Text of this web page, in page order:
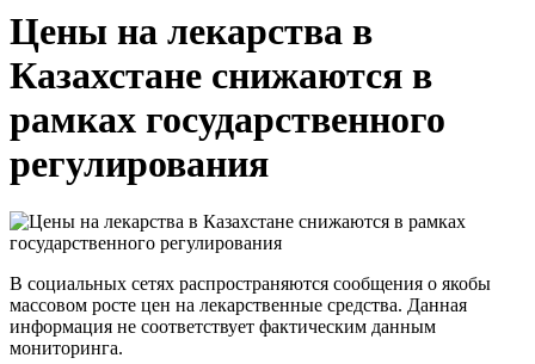
Цены на лекарства в
Казахстане снижаются в
рамках государственного
регулирования
В социальных сетях распространяются сообщения о якобы
массовом росте цен на лекарственные средства. Данная
информация не соответствует фактическим данным
мониторинга.